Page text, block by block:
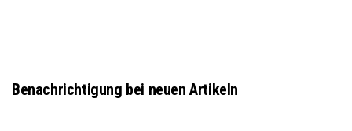
Benachrichtigung bei neuen Artikeln